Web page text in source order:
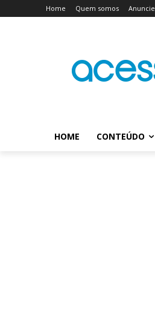
Home Quem somos Anuncie
HOME CONTEÚDO